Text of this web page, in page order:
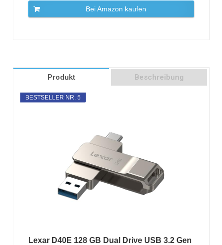
Bei Amazon kaufen
Produkt Beschreibung
BESTSELLER NR. 5
Lexar D40E 128 GB Dual Drive USB 3.2 Gen